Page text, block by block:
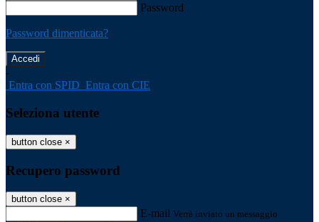
Password
Password dimenticata?
-
Entra con SPID Entra con CIE
Seleziona utente
button close ×
Recupero password
button close ×
E-mail Verrà inviato un messaggio